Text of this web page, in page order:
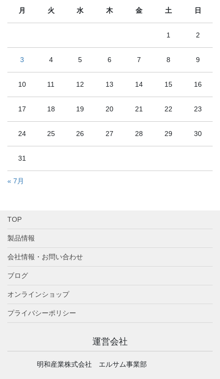
月 火 水 木 金 土 日
1 2
3 4 5 6 7 8 9
10 11 12 13 14 15 16
17 18 19 20 21 22 23
24 25 26 27 28 29 30
31
« 7月
TOP
製品情報
会社情報・お問い合わせ
ブログ
オンラインショップ
プライバシーポリシー
運営会社
明和産業株式会社 エルサム事業部